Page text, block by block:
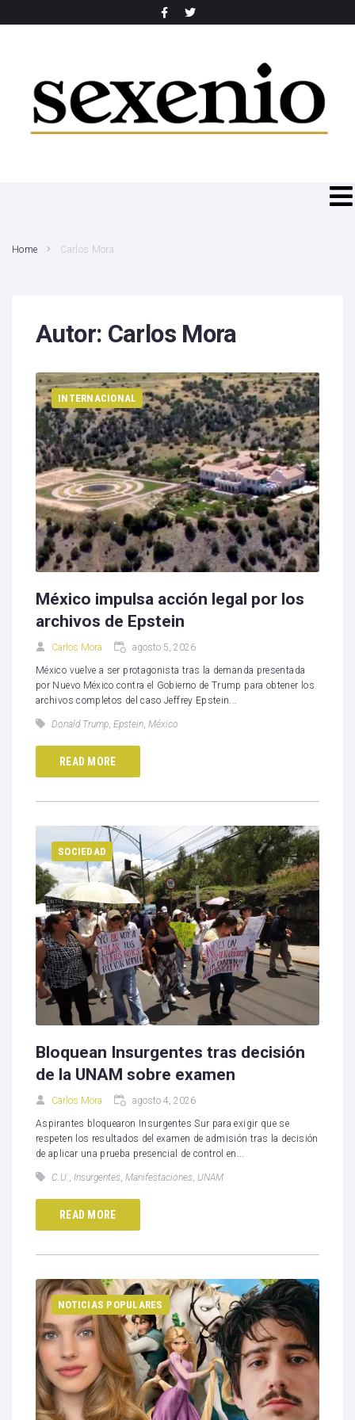
Home Carlos Mora
Autor: Carlos Mora
INTERNACIONAL
México impulsa acción legal por los
archivos de Epstein
Carlos Mora agosto 5, 2026
México vuelve a ser protagonista tras la demanda presentada
por Nuevo México contra el Gobierno de Trump para obtener los
archivos completos del caso Jeffrey Epstein...
Donald Trump, Epstein, México
READ MORE
SOCIEDAD
Bloquean Insurgentes tras decisión
de la UNAM sobre examen
Carlos Mora agosto 4, 2026
Aspirantes bloquearon Insurgentes Sur para exigir que se
respeten los resultados del examen de admisión tras la decisión
de aplicar una prueba presencial de control en...
C.U. , Insurgentes, Manifestaciones, UNAM
READ MORE
NOTICIAS POPULARES
SEARCH THIS WEBSITE